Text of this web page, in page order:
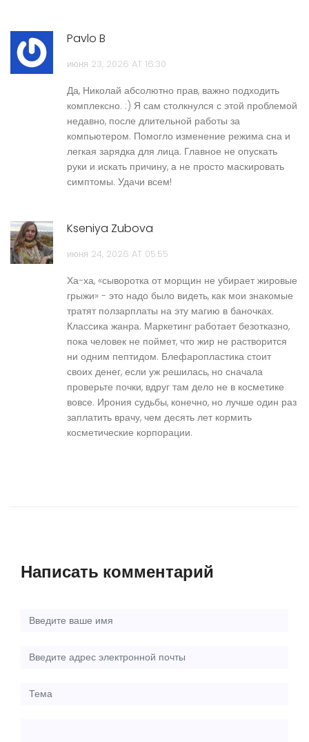
Pavlo B
июня 23, 2026 AT 16:30
Да, Николай абсолютно прав, важно подходить
комплексно. :) Я сам столкнулся с этой проблемой
недавно, после длительной работы за
компьютером. Помогло изменение режима сна и
легкая зарядка для лица. Главное не опускать
руки и искать причину, а не просто маскировать
симптомы. Удачи всем!
Kseniya Zubova
июня 24, 2026 AT 05:55
Ха-ха, «сыворотка от морщин не убирает жировые
грыжи» - это надо было видеть, как мои знакомые
тратят ползарплаты на эту магию в баночках.
Классика жанра. Маркетинг работает безотказно,
пока человек не поймет, что жир не растворится
ни одним пептидом. Блефаропластика стоит
своих денег, если уж решилась, но сначала
проверьте почки, вдруг там дело не в косметике
вовсе. Ирония судьбы, конечно, но лучше один раз
заплатить врачу, чем десять лет кормить
косметические корпорации.
Написать комментарий